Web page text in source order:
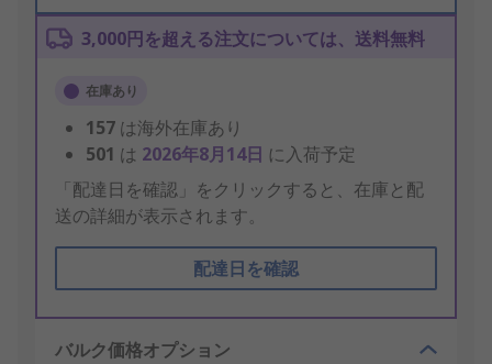
3,000円を超える注文については、送料無料
在庫あり
157 は海外在庫あり
501 は 2026年8月14日 に入荷予定
「配達日を確認」をクリックすると、在庫と配
送の詳細が表示されます。
配達日を確認
バルク価格オプション